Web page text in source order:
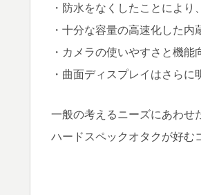
・防水をなくしたことによ
・十分な容量の高速化した内
・カメラの使いやすさと機能
・曲面ディスプレイはさらに
一般の考えるニーズにあわせ
ハードスペックオタクが好む